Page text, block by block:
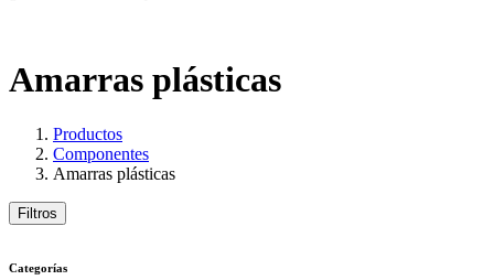
Amarras plásticas
Productos
Componentes
Amarras plásticas
Filtros
Categorías